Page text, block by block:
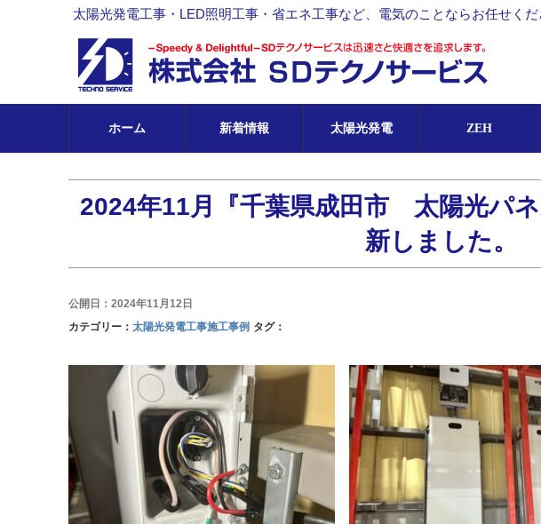
太陽光発電工事・LED照明工事・省エネ工事など、電気のことならお任せくだ
ホーム 新着情報 太陽光発電 ZEH
2024年11月『千葉県成田市 太陽光パ
新しました。
公開日：2024年11月12日
カテゴリー： 太陽光発電工事施工事例 タグ：